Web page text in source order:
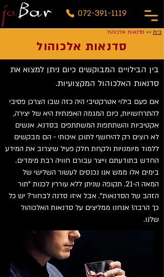
072-391-1119
בית >> סדנאות אלכוהול
סדנאות אלכוהול
בין הבילויים המבוקשים כיום ניתן למצוא את
סדנאות האלכוהול המקצועיות.
אם פעם בילוי אטרקטיבי היה כזה שבו הצרכן פסיבי
להתרחשויות, כיום המגמה האפנתית היא של יצירה,
אקטיביות והשתתפות המשתתפים בסדנא. אנשים
לא רוצים רק להיחשף לתוכן איכותי - הם מבקשים
ללמוד מיומנויות ולקחת חלק פעיל שיצרוב את המידע
החדש בתודעתם וייצר עבורם חוויה רבת מימדים.
בימים אלו ממש אנו נכנסים לעשור השלישי של
המאה ה-21. תקופה שניתן ללא עוררין לכנות "תור
הזהב של הסדנאות". אבל איזו סדנה לבחור? יש כל
כך הרבה! אנחנו ממליצים על סדנאות האלכוהול
שלנו.